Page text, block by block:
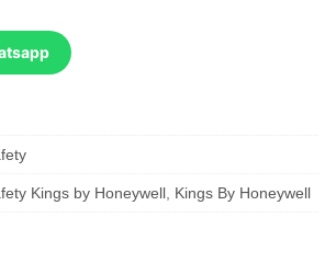
Kings by Honeywell Kings By Honeywell